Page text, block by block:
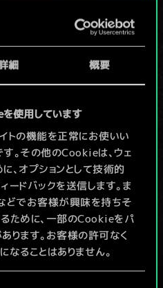
細 概要
使用しています
トの機能を正常にお使いい
。その他のCookieは、ウェ
、オプションとして技術的
ードバックを送信します。ま
どでお客様が興味を持ちそ
ために、一部のCookieをパ
ります。お客様の許可なく
なることはありません。
だこれし
ッキがあ
んが、
中！
ガイドを作成
を編集
/